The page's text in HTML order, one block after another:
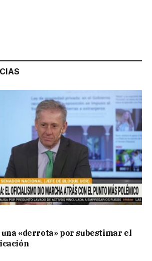
«derrota» por subestimar el